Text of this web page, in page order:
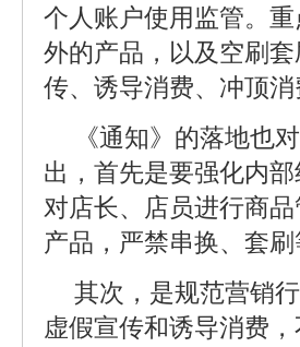
个人账户使用监管。
外的产品，以及空刷
传、诱导消费、冲顶
《通知》的落地也
出，首先是要强化内
对店长、店员进行商
产品，严禁串换、套刷
其次，是规范营销
虚假宣传和诱导消费